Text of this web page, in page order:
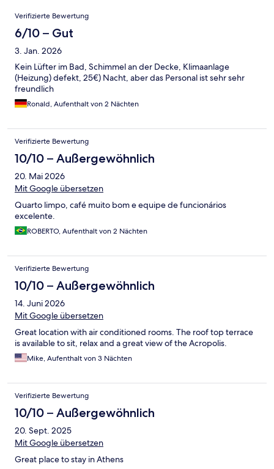
Bewertungen
Verifizierte Bewertung
6/10 – Gut
3. Jan. 2026
Kein Lüfter im Bad, Schimmel an der Decke, Klimaanlage
(Heizung) defekt, 25€) Nacht, aber das Personal ist sehr sehr
freundlich
Ronald, Aufenthalt von 2 Nächten
Verifizierte Bewertung
10/10 – Außergewöhnlich
20. Mai 2026
Mit Google übersetzen
Quarto limpo, café muito bom e equipe de funcionários
excelente.
ROBERTO, Aufenthalt von 2 Nächten
Verifizierte Bewertung
10/10 – Außergewöhnlich
14. Juni 2026
Mit Google übersetzen
Great location with air conditioned rooms. The roof top terrace
is available to sit, relax and a great view of the Acropolis.
Mike, Aufenthalt von 3 Nächten
Verifizierte Bewertung
10/10 – Außergewöhnlich
20. Sept. 2025
Mit Google übersetzen
Great place to stay in Athens